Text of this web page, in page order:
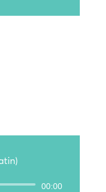
00:00